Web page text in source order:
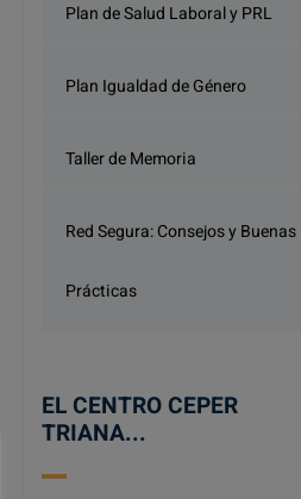
Plan de Salud Laboral y PRL
Plan Igualdad de Género
Taller de Memoria
Red Segura: Consejos y Buenas
Prácticas
EL CENTRO CEPER
TRIANA...